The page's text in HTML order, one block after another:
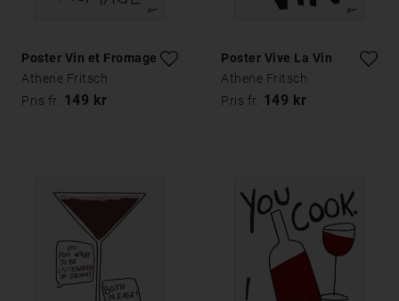
Poster Vin et Fromage
Athene Fritsch
Pris fr. 149 kr
Poster Vive La Vin
Athene Fritsch
Pris fr. 149 kr